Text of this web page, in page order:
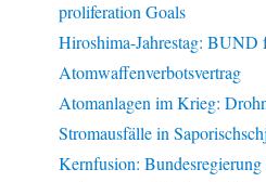
proliferation Goals
Hiroshima-Jahrestag: BUND
Atomwaffenverbotsvertrag
Atomanlagen im Krieg:
Stromausfälle in
Kernfusion: